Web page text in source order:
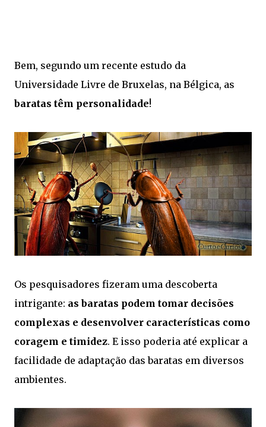
Bem, segundo um recente estudo da
Universidade Livre de Bruxelas, na Bélgica, as
baratas têm personalidade!
Os pesquisadores fizeram uma descoberta
intrigante: as baratas podem tomar decisões
complexas e desenvolver características como
coragem e timidez. E isso poderia até explicar a
facilidade de adaptação das baratas em diversos
ambientes.